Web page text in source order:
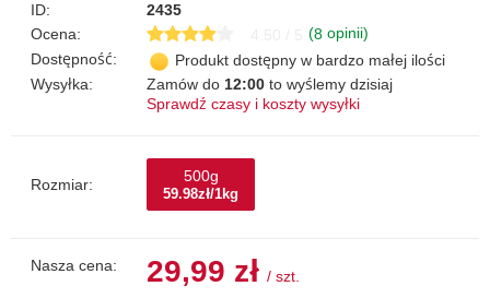
ID:
2435
Ocena:
(8 opinii)
Dostępność:
Produkt dostępny w bardzo małej ilości
Wysyłka:
Zamów do 12:00 to wyślemy dzisiaj
Sprawdź czasy i koszty wysyłki
Rozmiar: 500g
59.98zł/1kg
Nasza cena: 29,99 zł / szt.